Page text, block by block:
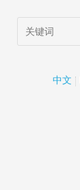
中文